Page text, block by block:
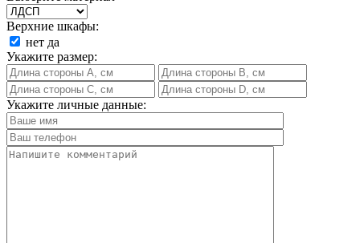
Верхние шкафы:
нет да
Укажите размер:
Укажите личные данные: